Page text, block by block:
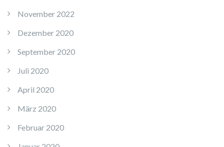
November 2022
Dezember 2020
September 2020
Juli 2020
April 2020
März 2020
Februar 2020